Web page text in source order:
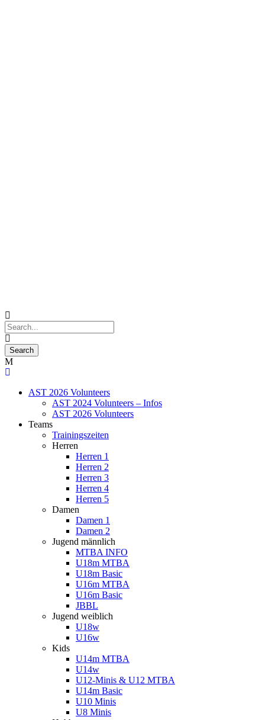
AST 2026 Volunteers
AST 2024 Volunteers – Infos
AST 2026 Volunteers
Teams
Trainingszeiten
Herren
Herren 1
Herren 2
Herren 3
Herren 4
Herren 5
Damen
Damen 1
Damen 2
Jugend männlich
MTBA INFO
U18m MTBA
U18m Basic
U16m MTBA
U16m Basic
JBBL
Jugend weiblich
U18w
U16w
Kids
U14m MTBA
U14w
U12-Minis & U12 MTBA
U14m Basic
U10 Minis
U8 Minis